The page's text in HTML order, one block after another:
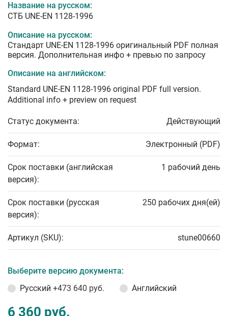
Название на русском:
СТБ UNE-EN 1128-1996
Описание на русском:
Стандарт UNE-EN 1128-1996 оригинальный PDF полная
версия. Дополнительная инфо + превью по запросу
Описание на английском:
Standard UNE-EN 1128-1996 original PDF full version.
Additional info + preview on request
Статус документа: Действующий
Формат: Электронный (PDF)
Срок поставки (английская
версия):
1 рабочий день
Срок поставки (русская
версия):
250 рабочих дня(ей)
Артикул (SKU): stune00660
Выберите версию документа:
Русский +473 640 руб. Английский
6 360 руб.